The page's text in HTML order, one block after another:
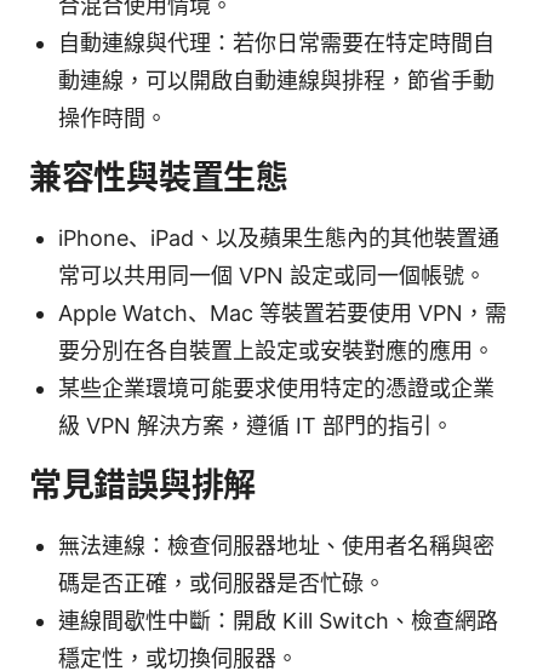
自動連線與代理：若你日常需要在特定時間自
動連線，可以開啟自動連線與排程，節省手動
操作時間。
兼容性與裝置生態
iPhone、iPad、以及蘋果生態內的其他裝置通
常可以共用同一個 VPN 設定或同一個帳號。
Apple Watch、Mac 等裝置若要使用 VPN，需
要分別在各自裝置上設定或安裝對應的應用。
某些企業環境可能要求使用特定的憑證或企業
級 VPN 解決方案，遵循 IT 部門的指引。
常見錯誤與排解
無法連線：檢查伺服器地址、使用者名稱與密
碼是否正確，或伺服器是否忙碌。
連線間歇性中斷：開啟 Kill Switch、檢查網路
穩定性，或切換伺服器。